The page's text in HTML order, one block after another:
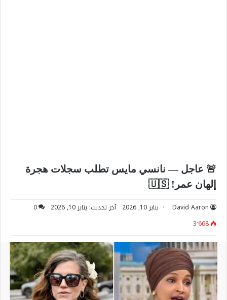
🚨 عاجل — نانسي مايس تطلب سجلات هجرة
إلهان عمر! 🇺🇸
David Aaron يناير 10, 2026 آخر تحديث: يناير 10, 2026
0
3٬668